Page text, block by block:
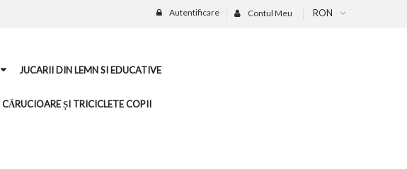
RON
Contul Meu
Autentificare
JUCARII DIN LEMN SI EDUCATIVE
CĂRUCIOARE ȘI TRICICLETE COPII